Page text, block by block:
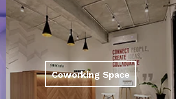
Coworking Space